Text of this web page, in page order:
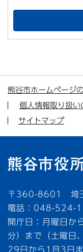
熊谷市ホームページ
個人情報取り扱い
サイトマップ
〒360-8601 埼玉
電話：048-524-
開庁日：月曜日
分）まで（土曜日
29日から1月3日ま